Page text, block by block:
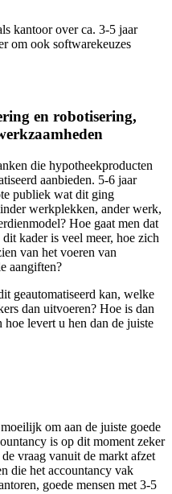
kantoor over ca. 3-5 jaar
om ook softwarekeuzes
en robotisering,
die hypotheekproducten
aanbieden. 5-6 jaar
publiek wat dit ging
werkplekken, ander werk,
Hoe gaat men dat
kader is veel meer, hoe zich
van het voeren van
aangiften?
geautomatiseerd kan, welke
dan uitvoeren? Hoe is dan
levert u hen dan de juiste
om aan de juiste goede
is op dit moment zeker
vraag vanuit de markt afzet
die het accountancy vak
goede mensen met 3-5